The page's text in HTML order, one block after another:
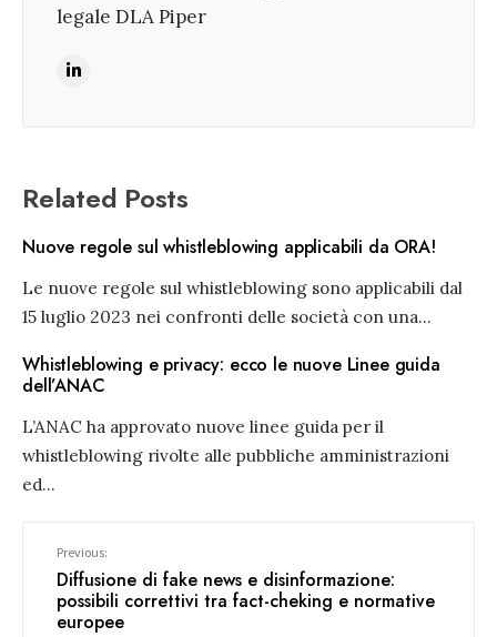
legale DLA Piper
Related Posts
Nuove regole sul whistleblowing applicabili da ORA!
Le nuove regole sul whistleblowing sono applicabili dal
15 luglio 2023 nei confronti delle società con una...
Whistleblowing e privacy: ecco le nuove Linee guida
dell’ANAC
L’ANAC ha approvato nuove linee guida per il
whistleblowing rivolte alle pubbliche amministrazioni
ed...
Previous:
Diffusione di fake news e disinformazione:
possibili correttivi tra fact-cheking e normative
europee